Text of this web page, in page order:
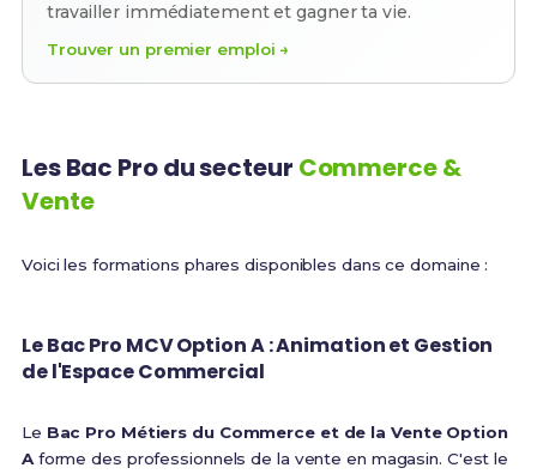
travailler immédiatement et gagner ta vie.
Trouver un premier emploi →
Les Bac Pro du secteur Commerce &
Vente
Voici les formations phares disponibles dans ce domaine :
Le Bac Pro MCV Option A : Animation et Gestion
de l'Espace Commercial
Le Bac Pro Métiers du Commerce et de la Vente Option
Aforme des professionnels de la vente en magasin. C'est le